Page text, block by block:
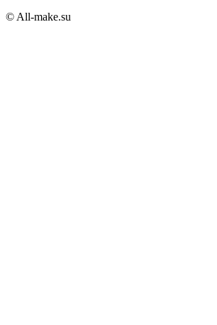
© All-make.su